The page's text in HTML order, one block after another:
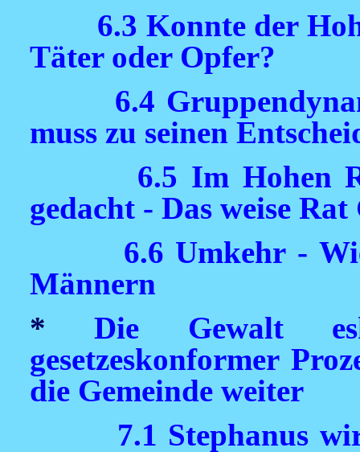
6.3 Konnte der
Täter oder Opfer?
6.4
muss zu seinen
6.5 Im Hohen
gedacht - Das weise
6.6 Umkehr -
Männern
*Die Gewalt
gesetzeskonformer
die Gemeinde weiter
7.1 Stephanus